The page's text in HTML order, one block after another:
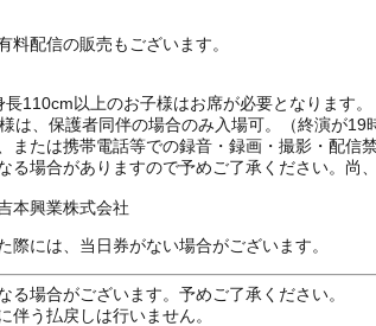
料配信の販売もございます。
110cm以上のお子様はお席が必要となります。
は、保護者同伴の場合のみ入場可。（終演が19
または携帯電話等での録音・録画・撮影・配信禁
る場合がありますので予めご了承ください。尚
本興業株式会社
際には、当日券がない場合がございます。
る場合がございます。予めご了承ください。
伴う払戻しは行いません。